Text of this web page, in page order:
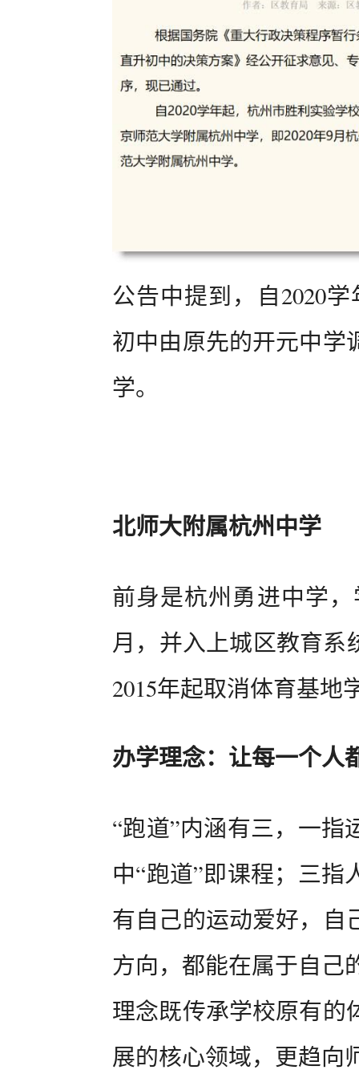
公告中提到，自2020
初中由原先的开元中学
学。
北师大附属杭州中学
前身是杭州勇进中学，
月，并入上城区教育系
2015年起取消体育基地
办学理念：让每一个人
“跑道”内涵有三，一
中“跑道”即课程；三
有自己的运动爱好，自
方向，都能在属于自己
理念既传承学校原有的
展的核心领域，更趋向